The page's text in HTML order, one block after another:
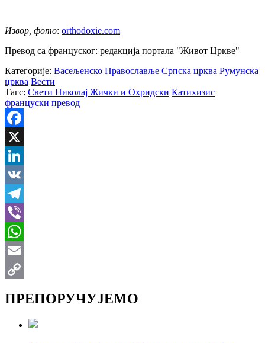
Извор, фото: orthodoxie.com
Превод са француског: редакција портала "Живот Цркве"
Категорије: Васељенско Православље Српска црква Румунска
црква Вести
Тагс: Свети Николај Жички и Охридски Катихизис
француски превод
Facebook
X
LinkedIn
VK
Telegram
Viber
WhatsApp
Email
ПРЕПОРУЧУЈЕМО